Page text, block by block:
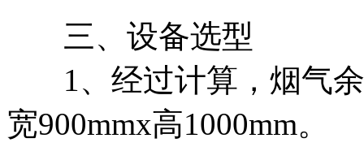
三、设备选型
1、经过计算，烟气
宽900mmx高1000mm。